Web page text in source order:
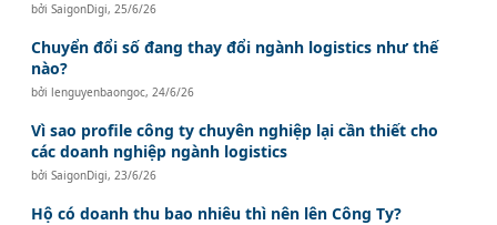
bởiSaigonDigi, 25/6/26
Chuyển đổi số đang thay đổi ngành logistics như thế
nào?
bởilenguyenbaongoc, 24/6/26
Vì sao profile công ty chuyên nghiệp lại cần thiết cho
các doanh nghiệp ngành logistics
bởiSaigonDigi, 23/6/26
Hộ có doanh thu bao nhiêu thì nên lên Công Ty?